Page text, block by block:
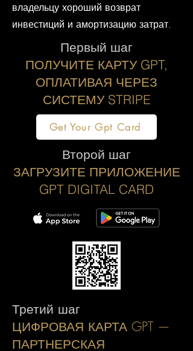
владельцу хороший возврат
инвестиций и амортизацию затрат.
Первый шаг
ПОЛУЧИТЕ КАРТУ GPT,
ОПЛАТИВАЯ ЧЕРЕЗ
СИСТЕМУ STRIPE
Get Your Gpt Card
Второй шаг
ЗАГРУЗИТЕ ПРИЛОЖЕНИЕ
GPT DIGITAL CARD
Третий шаг
ЦИФРОВАЯ КАРТА GPT —
ПАРТНЕРСКАЯ